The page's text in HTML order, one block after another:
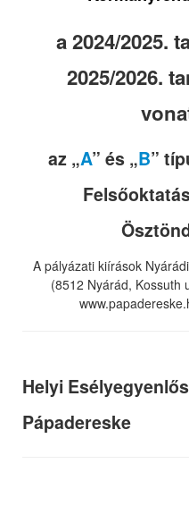
a 2024/2025.
2025/2026.
az „A” és „B”
A pályázati kiírások
(8512 Nyárád, Kossuth
Helyi
Pápadereske